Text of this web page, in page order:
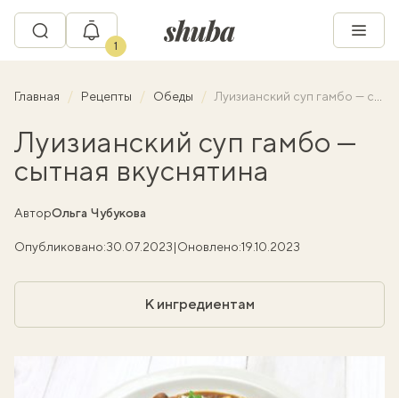
1
Главная Рецепты Обеды Луизианский суп гамбо — сытная вкуснятина
Луизианский суп гамбо —
сытная вкуснятина
АвторОльга Чубукова
Опубликовано:30.07.2023|Оновлено:19.10.2023
К ингредиентам